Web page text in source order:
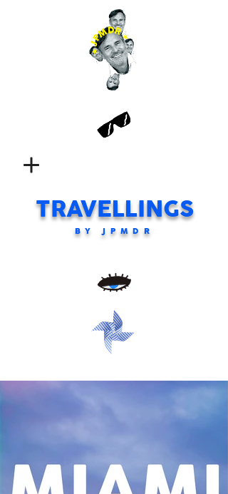
TRAVELLINGS
BY JPMDR